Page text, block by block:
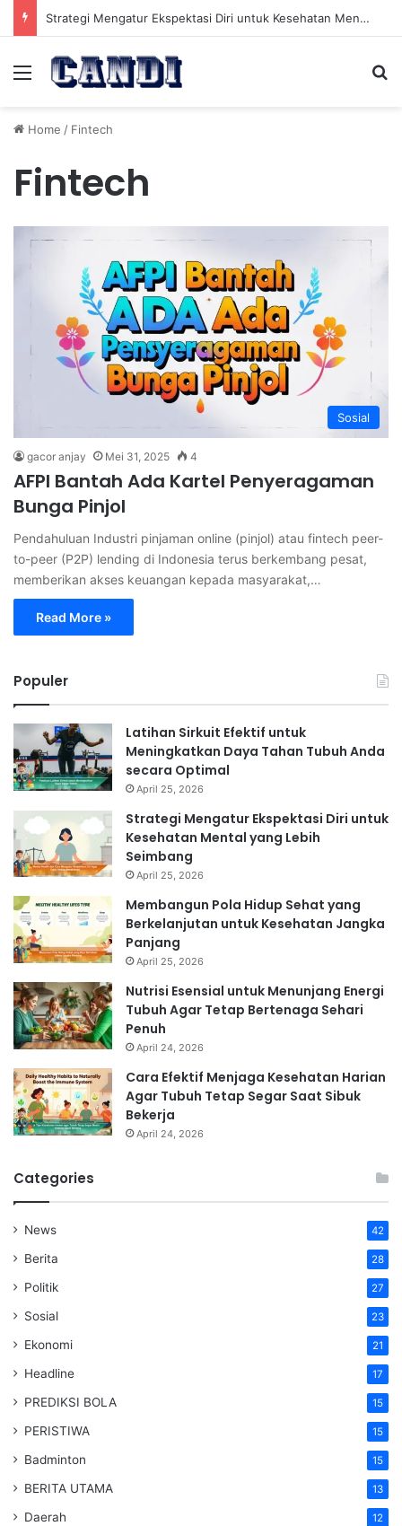
Strategi Mengatur Ekspektasi Diri untuk Kesehatan Mental yang Lebih Seimbang
Menu
Home / Fintech
Fintech
Sosial
gacor anjay Mei 31, 2025 4
AFPI Bantah Ada Kartel Penyeragaman
Bunga Pinjol
Pendahuluan Industri pinjaman online (pinjol) atau fintech peer-
to-peer (P2P) lending di Indonesia terus berkembang pesat,
memberikan akses keuangan kepada masyarakat,…
Read More »
Populer
Latihan Sirkuit Efektif untuk
Meningkatkan Daya Tahan Tubuh Anda
secara Optimal
April 25, 2026
Strategi Mengatur Ekspektasi Diri untuk
Kesehatan Mental yang Lebih
Seimbang
April 25, 2026
Membangun Pola Hidup Sehat yang
Berkelanjutan untuk Kesehatan Jangka
Panjang
April 25, 2026
Nutrisi Esensial untuk Menunjang Energi
Tubuh Agar Tetap Bertenaga Sehari
Penuh
April 24, 2026
Cara Efektif Menjaga Kesehatan Harian
Agar Tubuh Tetap Segar Saat Sibuk
Bekerja
April 24, 2026
Categories
News 42
Berita 28
Politik 27
Sosial 23
Ekonomi 21
Headline 17
PREDIKSI BOLA 15
PERISTIWA 15
Badminton 15
BERITA UTAMA 13
Daerah 12